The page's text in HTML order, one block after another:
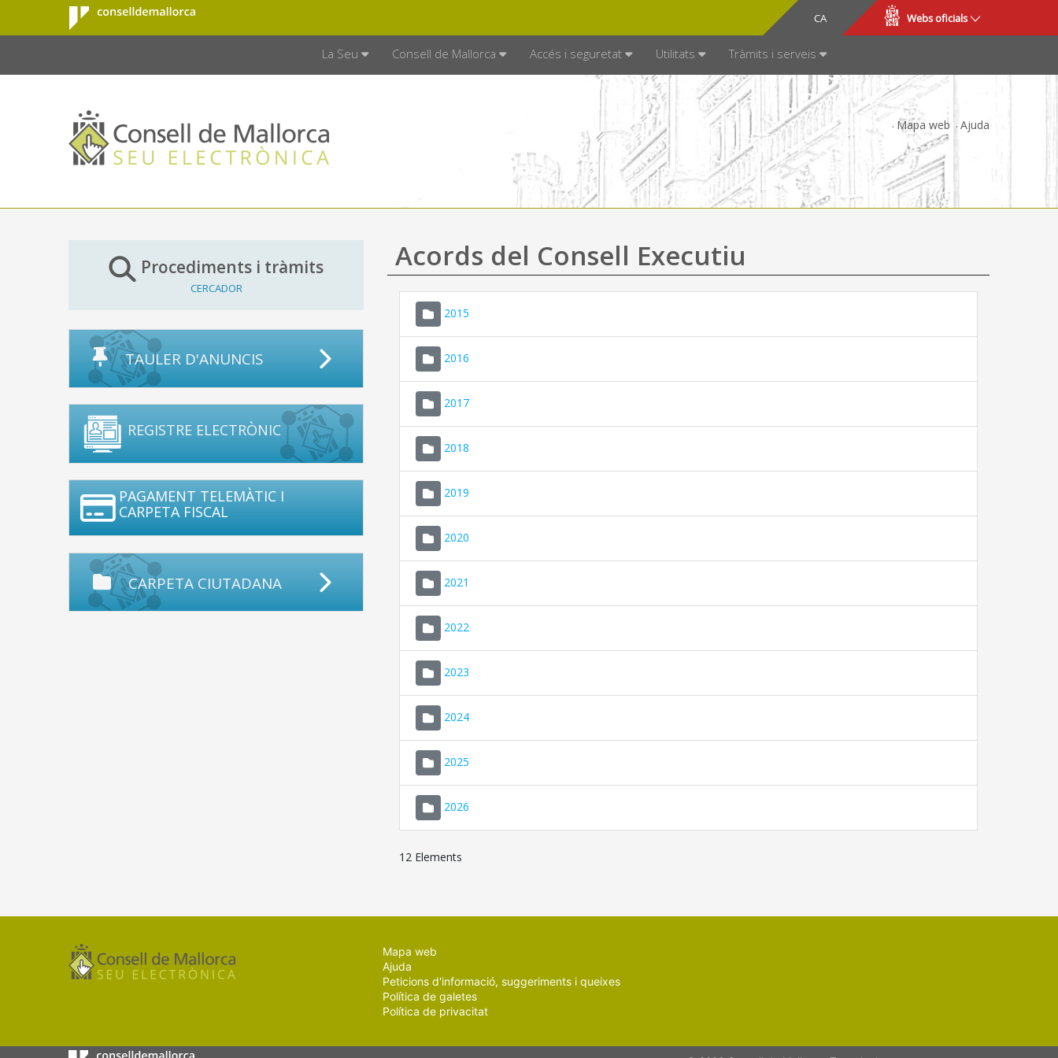
Salta al contingut principal
Consell de
Mallorca
CA
ES Webs oficials
La Seu Consell de Mallorca Accés i seguretat Utilitats Tràmits i serveis
Mapa web Ajuda
Procediments i tràmits
CERCADOR
TAULER D'ANUNCIS
REGISTRE ELECTRÒNIC
PAGAMENT TELEMÀTIC I
CARPETA FISCAL
CARPETA CIUTADANA
Acords del Consell Executiu
2015
2016
2017
2018
2019
2020
2021
2022
2023
2024
2025
2026
12 Elements
Mapa web
Ajuda
Peticions d'informació, suggeriments i queixes
Política de galetes
Política de privacitat